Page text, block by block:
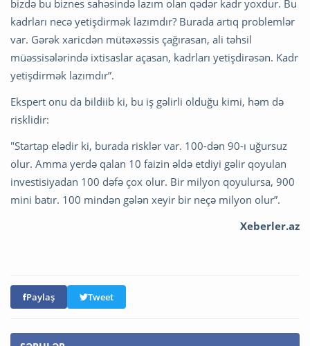
bizdə bu biznes sahəsində lazım olan qədər kadr yoxdur. Bu
kadrları necə yetişdirmək lazımdır? Burada artıq problemlər
var. Gərək xaricdən mütəxəssis çağırasan, ali təhsil
müəssisələrində ixtisaslar açasan, kadrları yetişdirəsən. Kadr
yetişdirmək lazımdır”.
Ekspert onu da bildiib ki, bu iş gəlirli olduğu kimi, həm də
risklidir:
"Startap elədir ki, burada risklər var. 100-dən 90-ı uğursuz
olur. Amma yerdə qalan 10 faizin əldə etdiyi gəlir qoyulan
investisiyadan 100 dəfə çox olur. Bir milyon qoyulursa, 900
mini batır. 100 mindən gələn xeyir bir neçə milyon olur”.
Xeberler.az
Paylaş Tweet